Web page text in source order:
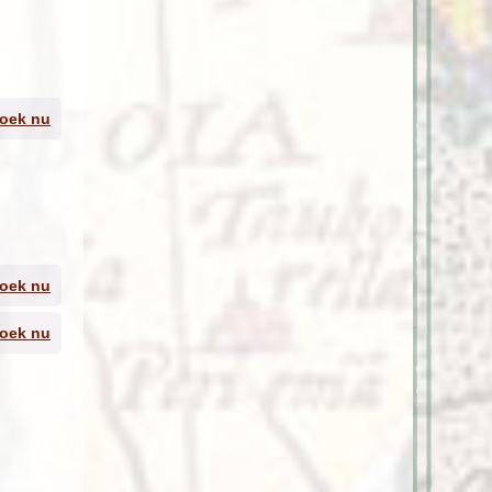
nu
nu
nu